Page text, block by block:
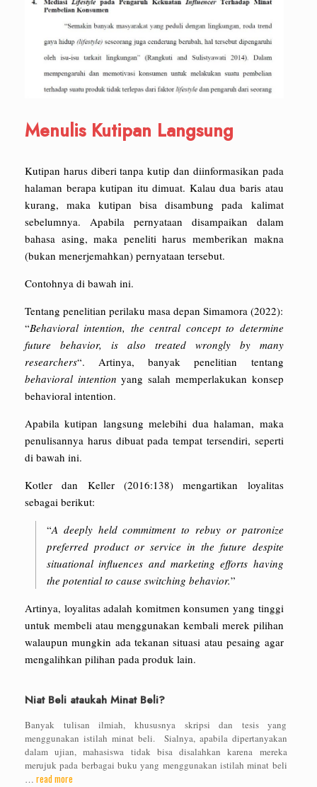
Menulis Kutipan Langsung
Kutipan harus diberi tanpa kutip dan diinformasikan pada
halaman berapa kutipan itu dimuat. Kalau dua baris atau
kurang, maka kutipan bisa disambung pada kalimat
sebelumnya. Apabila pernyataan disampaikan dalam
bahasa asing, maka peneliti harus memberikan makna
(bukan menerjemahkan) pernyataan tersebut.
Contohnya di bawah ini.
Tentang penelitian perilaku masa depan Simamora (2022):
“Behavioral intention, the central concept to determine
future behavior, is also treated wrongly by many
researchers“. Artinya, banyak penelitian tentang
behavioral intention yang salah memperlakukan konsep
behavioral intention.
Apabila kutipan langsung melebihi dua halaman, maka
penulisannya harus dibuat pada tempat tersendiri, seperti
di bawah ini.
Kotler dan Keller (2016:138) mengartikan loyalitas
sebagai berikut:
“A deeply held commitment to rebuy or patronize
preferred product or service in the future despite
situational influences and marketing efforts having
the potential to cause switching behavior.”
Artinya, loyalitas adalah komitmen konsumen yang tinggi
untuk membeli atau menggunakan kembali merek pilihan
walaupun mungkin ada tekanan situasi atau pesaing agar
mengalihkan pilihan pada produk lain.
Niat Beli ataukah Minat Beli?
Banyak tulisan ilmiah, khususnya skripsi dan tesis yang
menggunakan istilah minat beli. Sialnya, apabila dipertanyakan
dalam ujian, mahasiswa tidak bisa disalahkan karena mereka
merujuk pada berbagai buku yang menggunakan istilah minat beli
… read more